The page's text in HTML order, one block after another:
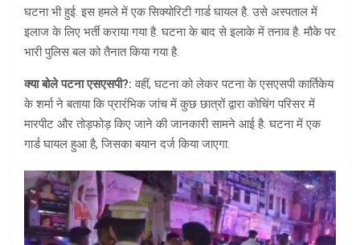
घटना भी हुई. इस हमले में एक सिक्योरिटी गार्ड घायल है. उसे अस्पताल में
इलाज के लिए भर्ती कराया गया है. घटना के बाद से इलाके में तनाव है. मौके पर
भारी पुलिस बल को तैनात किया गया है.
क्या बोले पटना एसएसपी?: वहीं, घटना को लेकर पटना के एसएसपी कार्तिकेय
के शर्मा ने बताया कि प्रारंभिक जांच में कुछ छात्रों द्वारा कोचिंग परिसर में
मारपीट और तोड़फोड़ किए जाने की जानकारी सामने आई है. घटना में एक
गार्ड घायल हुआ है, जिसका बयान दर्ज किया जाएगा.